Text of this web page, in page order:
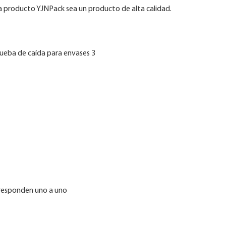
YJNPack sea un producto de alta calidad.
uno a uno